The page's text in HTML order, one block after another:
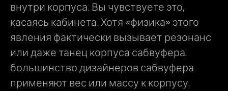
внутри корпуса. Вы чувствуете это,
касаясь кабинета. Хотя «физика» этого
явления фактически вызывает резонанс
или даже танец корпуса сабвуфера,
большинство дизайнеров сабвуфера
применяют вес или массу к корпусу,